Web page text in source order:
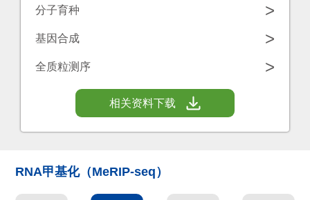
分子育种 >
基因合成 >
全质粒测序 >
相关资料下载
RNA甲基化（MeRIP-seq）